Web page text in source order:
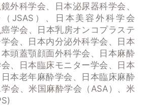
外科学会、日本泌尿器科学会、
JSAS）、日本美容外科学会
癌学会、日本乳房オンコプラステ
会、日本内分泌外科学会、日本
頭蓋顎顔面外科学会、日本麻酔
、日本臨床モニター学会、日本
本老年麻酔学会、日本臨床麻酔
会、米国麻酔学会（ASA）、米